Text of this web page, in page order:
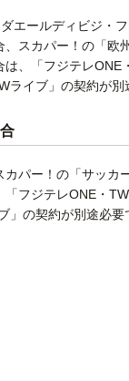
エールディビジ・
スカパー！の「欧
、「フジテレONE
イブ」の契約が別
パー！の「サッカ
フジテレONE・
」の契約が別途必要